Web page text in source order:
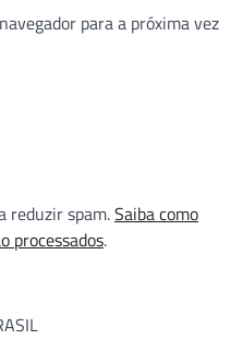
para a próxima vez
reduzir spam.Saiba como
processados.